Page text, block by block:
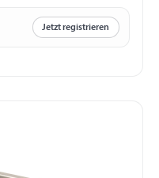
Jetzt registrieren